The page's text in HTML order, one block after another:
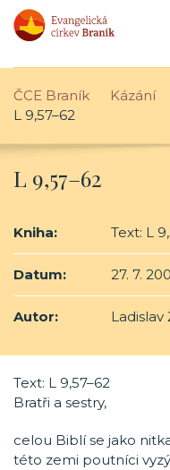
ČCE Braník Kázání
L 9,57–62
L 9,57–62
Kniha: Text: L
Datum: 27. 7.
Autor: Ladislav
Text: L 9,57–62
Bratři a sestry,
celou Biblí se jako
této zemi poutníci